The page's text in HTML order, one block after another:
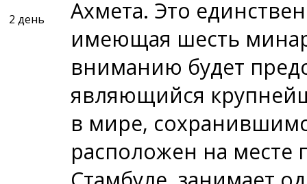
2 день
Ахмета. Это
имеющая шесть
вниманию будет
являющийся
в мире,
расположен на месте